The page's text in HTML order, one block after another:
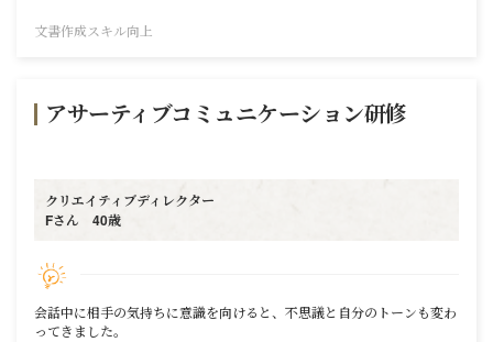
文書作成スキル向上
アサーティブコミュニケーション研修
クリエイティブディレクター
Fさん 40歳
会話中に相手の気持ちに意識を向けると、不思議と自分のトーンも変わ
ってきました。